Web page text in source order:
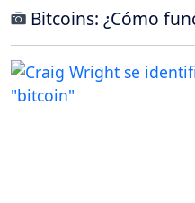
Bitcoins: ¿Cómo